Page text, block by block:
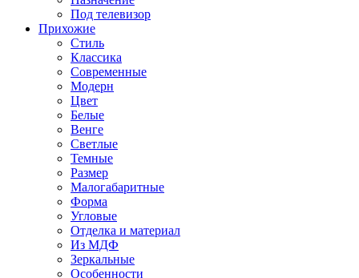
Под телевизор
Прихожие
Стиль
Классика
Современные
Модерн
Цвет
Белые
Венге
Светлые
Темные
Размер
Малогабаритные
Форма
Угловые
Отделка и материал
Из МДФ
Зеркальные
Особенности